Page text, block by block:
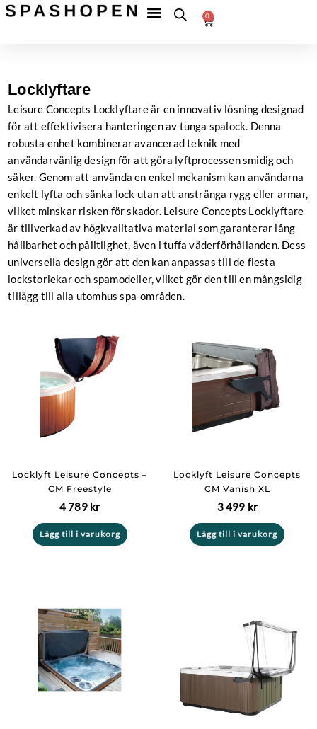
Hoppa
till
Betala
Fri
frakt
till
0
Varukorg
Locklyftare
Leisure Concepts Locklyftare är en innovativ lösning designad
för att effektivisera hanteringen av tunga spalock. Denna
robusta enhet kombinerar avancerad teknik med
användarvänlig design för att göra lyftprocessen smidig och
säker. Genom att använda en enkel mekanism kan användarna
enkelt lyfta och sänka lock utan att anstränga rygg eller armar,
vilket minskar risken för skador. Leisure Concepts Locklyftare
är tillverkad av högkvalitativa material som garanterar lång
hållbarhet och pålitlighet, även i tuffa väderförhållanden. Dess
universella design gör att den kan anpassas till de flesta
lockstorlekar och spamodeller, vilket gör den till en mångsidig
tillägg till alla utomhus spa-områden.
Locklyft Leisure Concepts –
CM Freestyle
4 789 kr
Lägg till i varukorg
Locklyft Leisure Concepts
CM Vanish XL
3 499 kr
Lägg till i varukorg